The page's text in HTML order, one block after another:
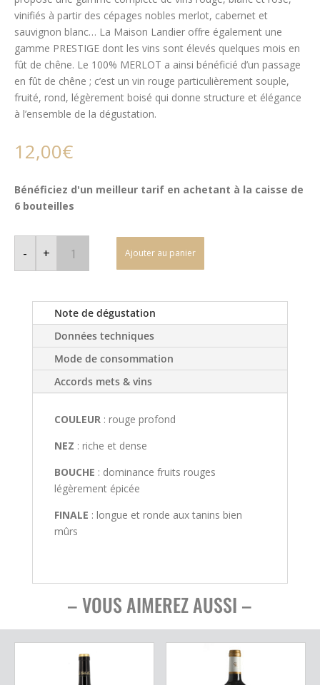
vinifiés à partir des cépages nobles merlot, cabernet et
sauvignon blanc… La Maison Landier offre également une
gamme PRESTIGE dont les vins sont élevés quelques mois en
fût de chêne. Le 100% MERLOT a ainsi bénéficié d’un passage
en fût de chêne ; c’est un vin rouge particulièrement souple,
fruité, rond, légèrement boisé qui donne structure et élégance
à l’ensemble de la dégustation.
12,00€
Bénéficiez d'un meilleur tarif en achetant à la caisse de
6 bouteilles
-
quantité
Charentais
du
Bosquet
–
Merlot
Prestige
-
par
Rémi
Landier
+ Ajouter au panier
Note de dégustation
Données techniques
Mode de consommation
Accords mets & vins
COULEUR: rouge profond
NEZ : riche et dense
BOUCHE : dominance fruits rouges
légèrement épicée
FINALE : longue et ronde aux tanins bien
mûrs
– VOUS AIMEREZ AUSSI –